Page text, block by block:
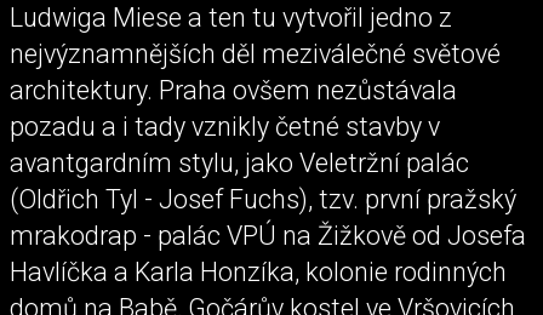
Ludwiga Miese a ten tu vytvořil jedno z
nejvýznamnějších děl meziválečné světové
architektury. Praha ovšem nezůstávala
pozadu a i tady vznikly četné stavby v
avantgardním stylu, jako Veletržní palác
(Oldřich Tyl - Josef Fuchs), tzv. první pražský
mrakodrap - palác VPÚ na Žižkově od Josefa
Havlíčka a Karla Honzíka, kolonie rodinných
domů na Babě, Gočárův kostel ve Vršovicích